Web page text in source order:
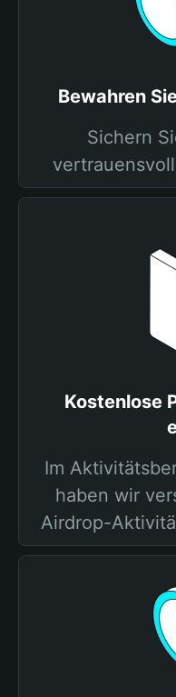
Bewahren
Sichern
Kostenlose
Im
haben wir
Airdrop-